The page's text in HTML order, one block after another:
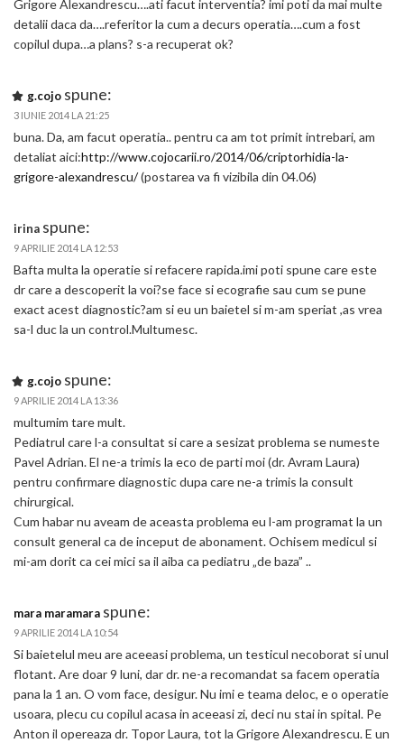
Grigore Alexandrescu….ati facut interventia? imi poti da mai multe
detalii daca da….referitor la cum a decurs operatia….cum a fost
copilul dupa…a plans? s-a recuperat ok?
g.cojo spune:
3 IUNIE 2014 LA 21:25
buna. Da, am facut operatia.. pentru ca am tot primit intrebari, am
detaliat aici:http://www.cojocarii.ro/2014/06/criptorhidia-la-
grigore-alexandrescu/(postarea va fi vizibila din 04.06)
irina spune:
9 APRILIE 2014 LA 12:53
Bafta multa la operatie si refacere rapida.imi poti spune care este
dr care a descoperit la voi?se face si ecografie sau cum se pune
exact acest diagnostic?am si eu un baietel si m-am speriat ,as vrea
sa-l duc la un control.Multumesc.
g.cojo spune:
9 APRILIE 2014 LA 13:36
multumim tare mult.
Pediatrul care l-a consultat si care a sesizat problema se numeste
Pavel Adrian. El ne-a trimis la eco de parti moi (dr. Avram Laura)
pentru confirmare diagnostic dupa care ne-a trimis la consult
chirurgical.
Cum habar nu aveam de aceasta problema eu l-am programat la un
consult general ca de inceput de abonament. Ochisem medicul si
mi-am dorit ca cei mici sa il aiba ca pediatru „de baza” ..
mara maramara spune:
9 APRILIE 2014 LA 10:54
Si baietelul meu are aceeasi problema, un testicul necoborat si unul
flotant. Are doar 9 luni, dar dr. ne-a recomandat sa facem operatia
pana la 1 an. O vom face, desigur. Nu imi e teama deloc, e o operatie
usoara, plecu cu copilul acasa in aceeasi zi, deci nu stai in spital. Pe
Anton il opereaza dr. Topor Laura, tot la Grigore Alexandrescu. E un